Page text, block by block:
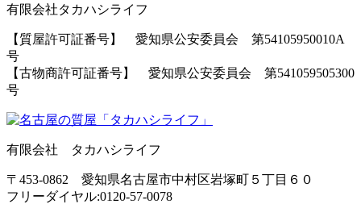
有限会社タカハシライフ
【質屋許可証番号】 愛知県公安委員会 第54105950010A
号
【古物商許可証番号】 愛知県公安委員会 第541059505300
号
有限会社 タカハシライフ
〒453-0862 愛知県名古屋市中村区岩塚町５丁目６０
フリーダイヤル:0120-57-0078